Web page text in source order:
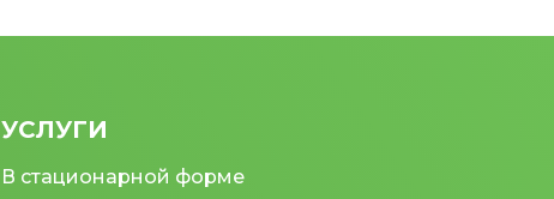
УСЛУГИ
В стационарной форме